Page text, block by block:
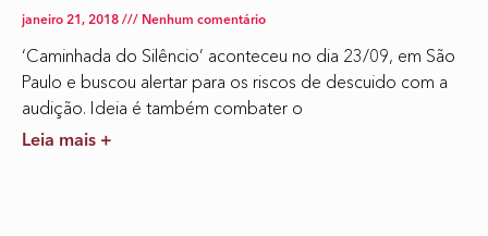
janeiro 21, 2018 Nenhum comentário
‘Caminhada do Silêncio’ aconteceu no dia 23/09, em São
Paulo e buscou alertar para os riscos de descuido com a
audição. Ideia é também combater o
Leia mais +